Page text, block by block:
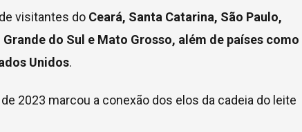
visitantes do Ceará, Santa Catarina, São Paulo,
do Sul e Mato Grosso, além de países como
Unidos.
2023 marcou a conexão dos elos da cadeia do leite